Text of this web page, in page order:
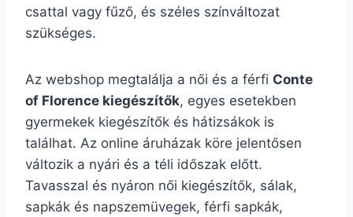
csattal vagy fűző, és széles színváltozat
szükséges.
Az webshop megtalálja a női és a férfi Conte
of Florence kiegészítők, egyes esetekben
gyermekek kiegészítők és hátizsákok is
találhat. Az online áruházak köre jelentősen
változik a nyári és a téli időszak előtt.
Tavasszal és nyáron női kiegészítők, sálak,
sapkák és napszemüvegek, férfi sapkák,